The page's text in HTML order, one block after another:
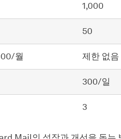
1,000
50
월 제한 없음
300/일
3